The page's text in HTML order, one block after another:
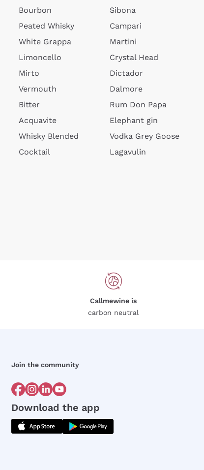
Bourbon
Peated Whisky
White Grappa
Limoncello
Mirto
Vermouth
Bitter
Acquavite
Whisky Blended
Cocktail
Sibona
Campari
Martini
Crystal Head
Dictador
Dalmore
Rum Don Papa
Elephant gin
Vodka Grey Goose
Lagavulin
Callmewine is
carbon neutral
Join the community
Download the app